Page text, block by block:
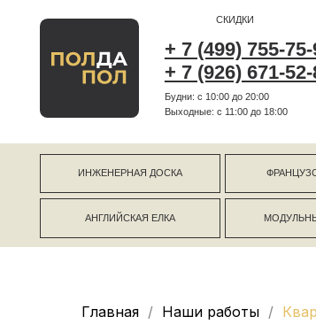
+ 7 (499) 755-75-96
+ 7 (926) 671-52-82
СКИДКИ
Будни: с 10:00 до 20:00
Выходные: c 11:00 до 18:00
ИНЖЕНЕРНАЯ ДОСКА
АНГЛИЙСКАЯ ЕЛКА
ФРАНЦУЗСКАЯ
МОДУЛЬНЫЙ
Главная Наши работы